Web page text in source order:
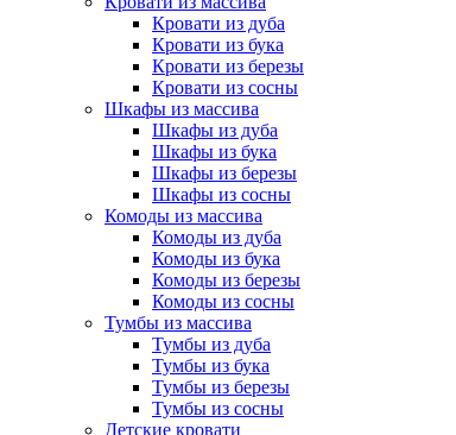
Кровати из дуба
Кровати из бука
Кровати из березы
Кровати из сосны
Шкафы из массива
Шкафы из дуба
Шкафы из бука
Шкафы из березы
Шкафы из сосны
Комоды из массива
Комоды из дуба
Комоды из бука
Комоды из березы
Комоды из сосны
Тумбы из массива
Тумбы из дуба
Тумбы из бука
Тумбы из березы
Тумбы из сосны
Детские кровати